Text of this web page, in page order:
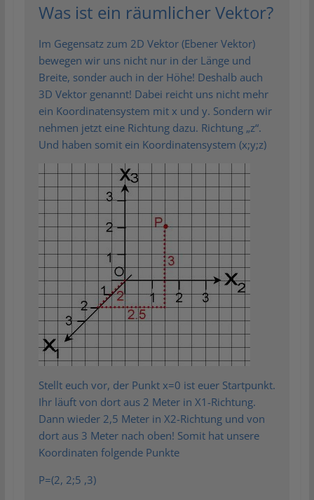
Was ist ein räumlicher Vektor?
Im Gegensatz zum 2D Vektor (Ebener Vektor)
bewegen wir uns nicht nur in der Länge und
Breite, sonder auch in der Höhe! Deshalb auch
3D Vektor genannt! Dabei reicht uns nicht mehr
ein Koordinatensystem mit x und y. Sondern wir
nehmen jetzt eine Richtung dazu. Richtung „z“.
Und haben somit ein Koordinatensystem (x;y;z)
Stellt euch vor, der Punkt x=0 ist euer Startpunkt.
Ihr läuft von dort aus 2 Meter in X1-Richtung.
Dann wieder 2,5 Meter in X2-Richtung und von
dort aus 3 Meter nach oben! Somit hat unsere
Koordinaten folgende Punkte
P=(2, 2;5 ,3)